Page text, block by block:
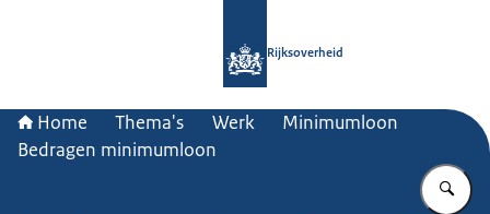
Rijksoverheid
Home Thema's Werk
Minimumloon
Bedragen minimumloon